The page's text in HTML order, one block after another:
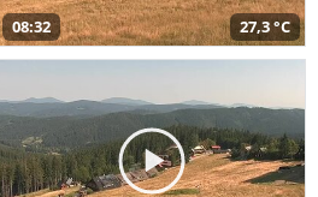
08:32 27,3 °C